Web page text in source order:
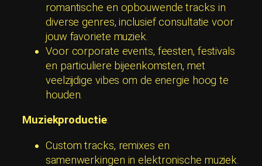
romantische en opbouwende tracks in
diverse genres, inclusief consultatie voor
jouw favoriete muziek.
Voor corporate events, feesten, festivals
en particuliere bijeenkomsten, met
veelzijdige vibes om de energie hoog te
houden.
Muziekproductie:
Custom tracks, remixes en
samenwerkingen in elektronische muziek.